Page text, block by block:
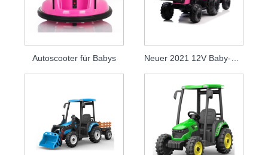
Autoscooter für Babys